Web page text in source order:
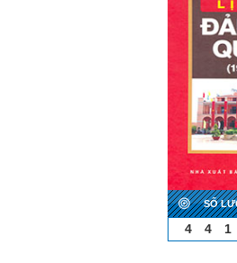
SỐ
4 4 1